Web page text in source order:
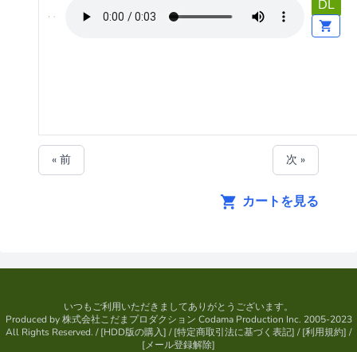
DL
« 前 次 »
カートを見る
いつもご利用いただきましてありがとうございます。
Produced by株式会社こだまプロダクション Codama Production Inc. 2005-2023
All Rights Reserved. / [HDD版の購入] / [特定商取引法に基づく表記] / [利用規約] /
[メール登録解除]